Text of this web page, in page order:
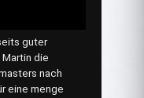
guter
die
nach
eine menge